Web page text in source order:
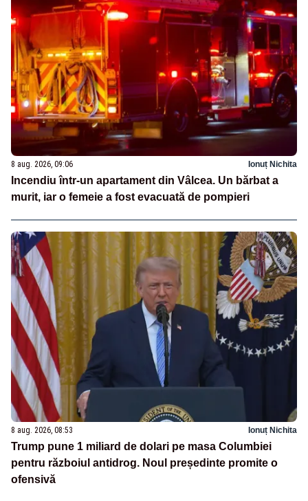
8 aug. 2026, 09:06 Ionuț Nichita
Incendiu într-un apartament din Vâlcea. Un bărbat a
murit, iar o femeie a fost evacuată de pompieri
8 aug. 2026, 08:53 Ionuț Nichita
Trump pune 1 miliard de dolari pe masa Columbiei
pentru războiul antidrog. Noul președinte promite o
ofensivă